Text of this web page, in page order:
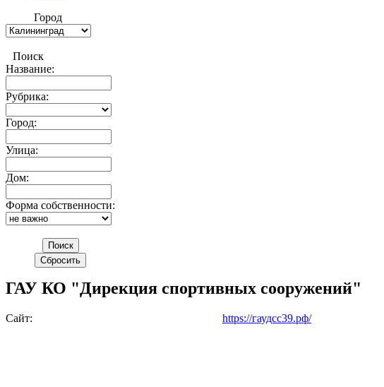
Город
Поиск
Название:
Рубрика:
Город:
Улица:
Дом:
Форма собственности:
ГАУ КО "Дирекция спортивных сооружений"
Сайт: https://гаудсс39.рф/